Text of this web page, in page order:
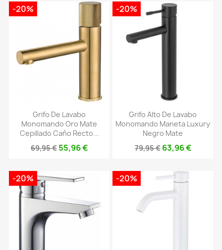
Grifo De Lavabo
Monomando Oro Mate
Cepillado Caño Recto...
69,95 € 55,96 €
-20%
Grifo Alto De Lavabo
Monomando Maneta Luxury
Negro Mate
79,95 € 63,96 €
-20%
-20% -20%